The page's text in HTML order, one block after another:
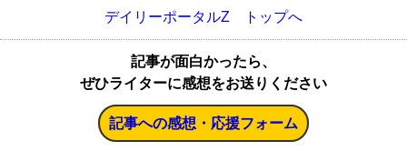
デイリーポータルZ トップへ
記事が面白かったら、
ぜひライターに感想をお送りください
記事への感想・応援フォーム